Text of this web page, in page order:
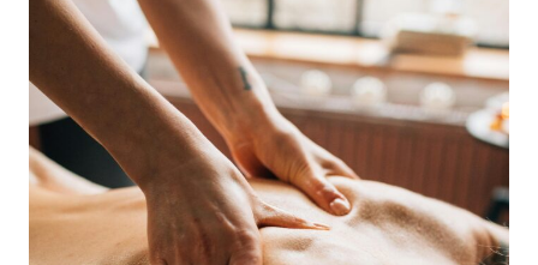
9. Dziennik wdzięczności
10. Oleje funkcjonalne dla zdrowia od wewnątrz